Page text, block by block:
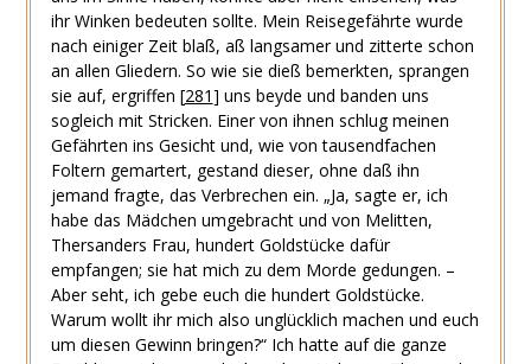
ihr Winken bedeuten sollte. Mein Reisegefährte wurde
nach einiger Zeit blaß, aß langsamer und zitterte schon
an allen Gliedern. So wie sie dieß bemerkten, sprangen
sie auf, ergriffen [281] uns beyde und banden uns
sogleich mit Stricken. Einer von ihnen schlug meinen
Gefährten ins Gesicht und, wie von tausendfachen
Foltern gemartert, gestand dieser, ohne daß ihn
jemand fragte, das Verbrechen ein. „Ja, sagte er, ich
habe das Mädchen umgebracht und von Melitten,
Thersanders Frau, hundert Goldstücke dafür
empfangen; sie hat mich zu dem Morde gedungen. –
Aber seht, ich gebe euch die hundert Goldstücke.
Warum wollt ihr mich also unglücklich machen und euch
um diesen Gewinn bringen?“ Ich hatte auf die ganze